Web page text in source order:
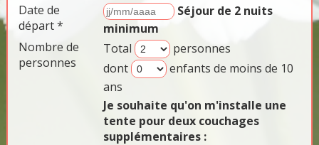
Date de
départ *
Séjour de 2 nuits
minimum
Nombre de
personnes
Total
personnes
dont
enfants de moins de 10
ans
Je souhaite qu'on m'installe une
tente pour deux couchages
supplémentaires :